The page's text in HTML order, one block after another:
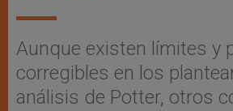
Aunque existen límites y
corregibles en los
análisis de Potter, otros